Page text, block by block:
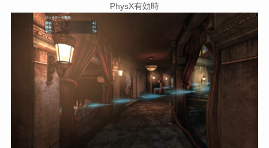
PhysX有効時